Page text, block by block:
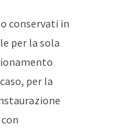
conservati in
per la sola
per la